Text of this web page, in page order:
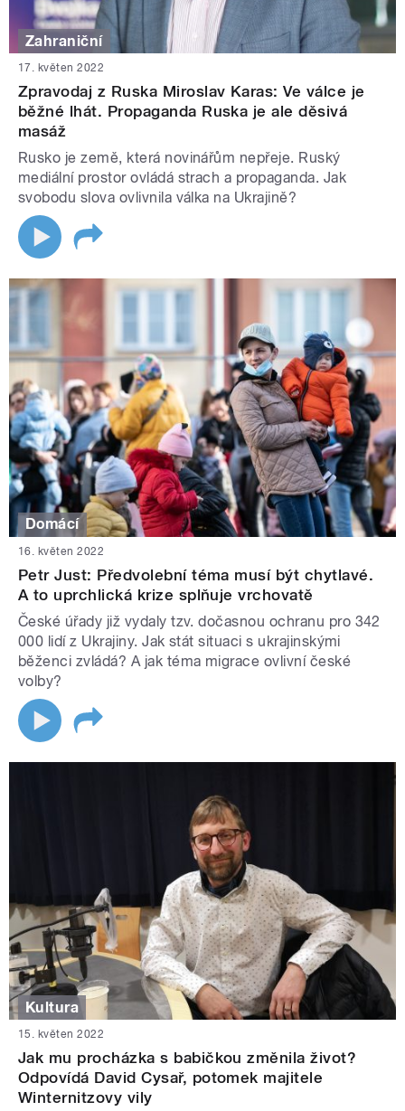
Zahraniční
17. květen 2022
Zpravodaj z Ruska Miroslav Karas: Ve válce je
běžné lhát. Propaganda Ruska je ale děsivá
masáž
Rusko je země, která novinářům nepřeje. Ruský
mediální prostor ovládá strach a propaganda. Jak
svobodu slova ovlivnila válka na Ukrajině?
Domácí
16. květen 2022
Petr Just: Předvolební téma musí být chytlavé.
A to uprchlická krize splňuje vrchovatě
České úřady již vydaly tzv. dočasnou ochranu pro 342
000 lidí z Ukrajiny. Jak stát situaci s ukrajinskými
běženci zvládá? A jak téma migrace ovlivní české
volby?
Kultura
15. květen 2022
Jak mu procházka s babičkou změnila život?
Odpovídá David Cysař, potomek majitele
Winternitzovy vily